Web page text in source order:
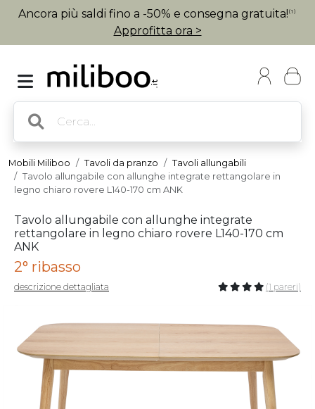
Ancora più saldi fino a -50% e consegna gratuita! (1)
Approfitta ora >
Mobili Miliboo Tavoli da pranzo
Tavoli allungabili
Tavolo allungabile con allunghe integrate rettangolare in
legno chiaro rovere L140-170 cm ANK
Tavolo allungabile con allunghe integrate
rettangolare in legno chiaro rovere L140-170 cm
ANK
2° ribasso
descrizione dettagliata (1 pareri)